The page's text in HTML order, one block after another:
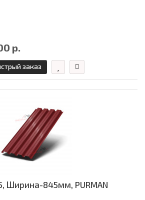
р.
заказ
Ширина-845мм, PURMAN